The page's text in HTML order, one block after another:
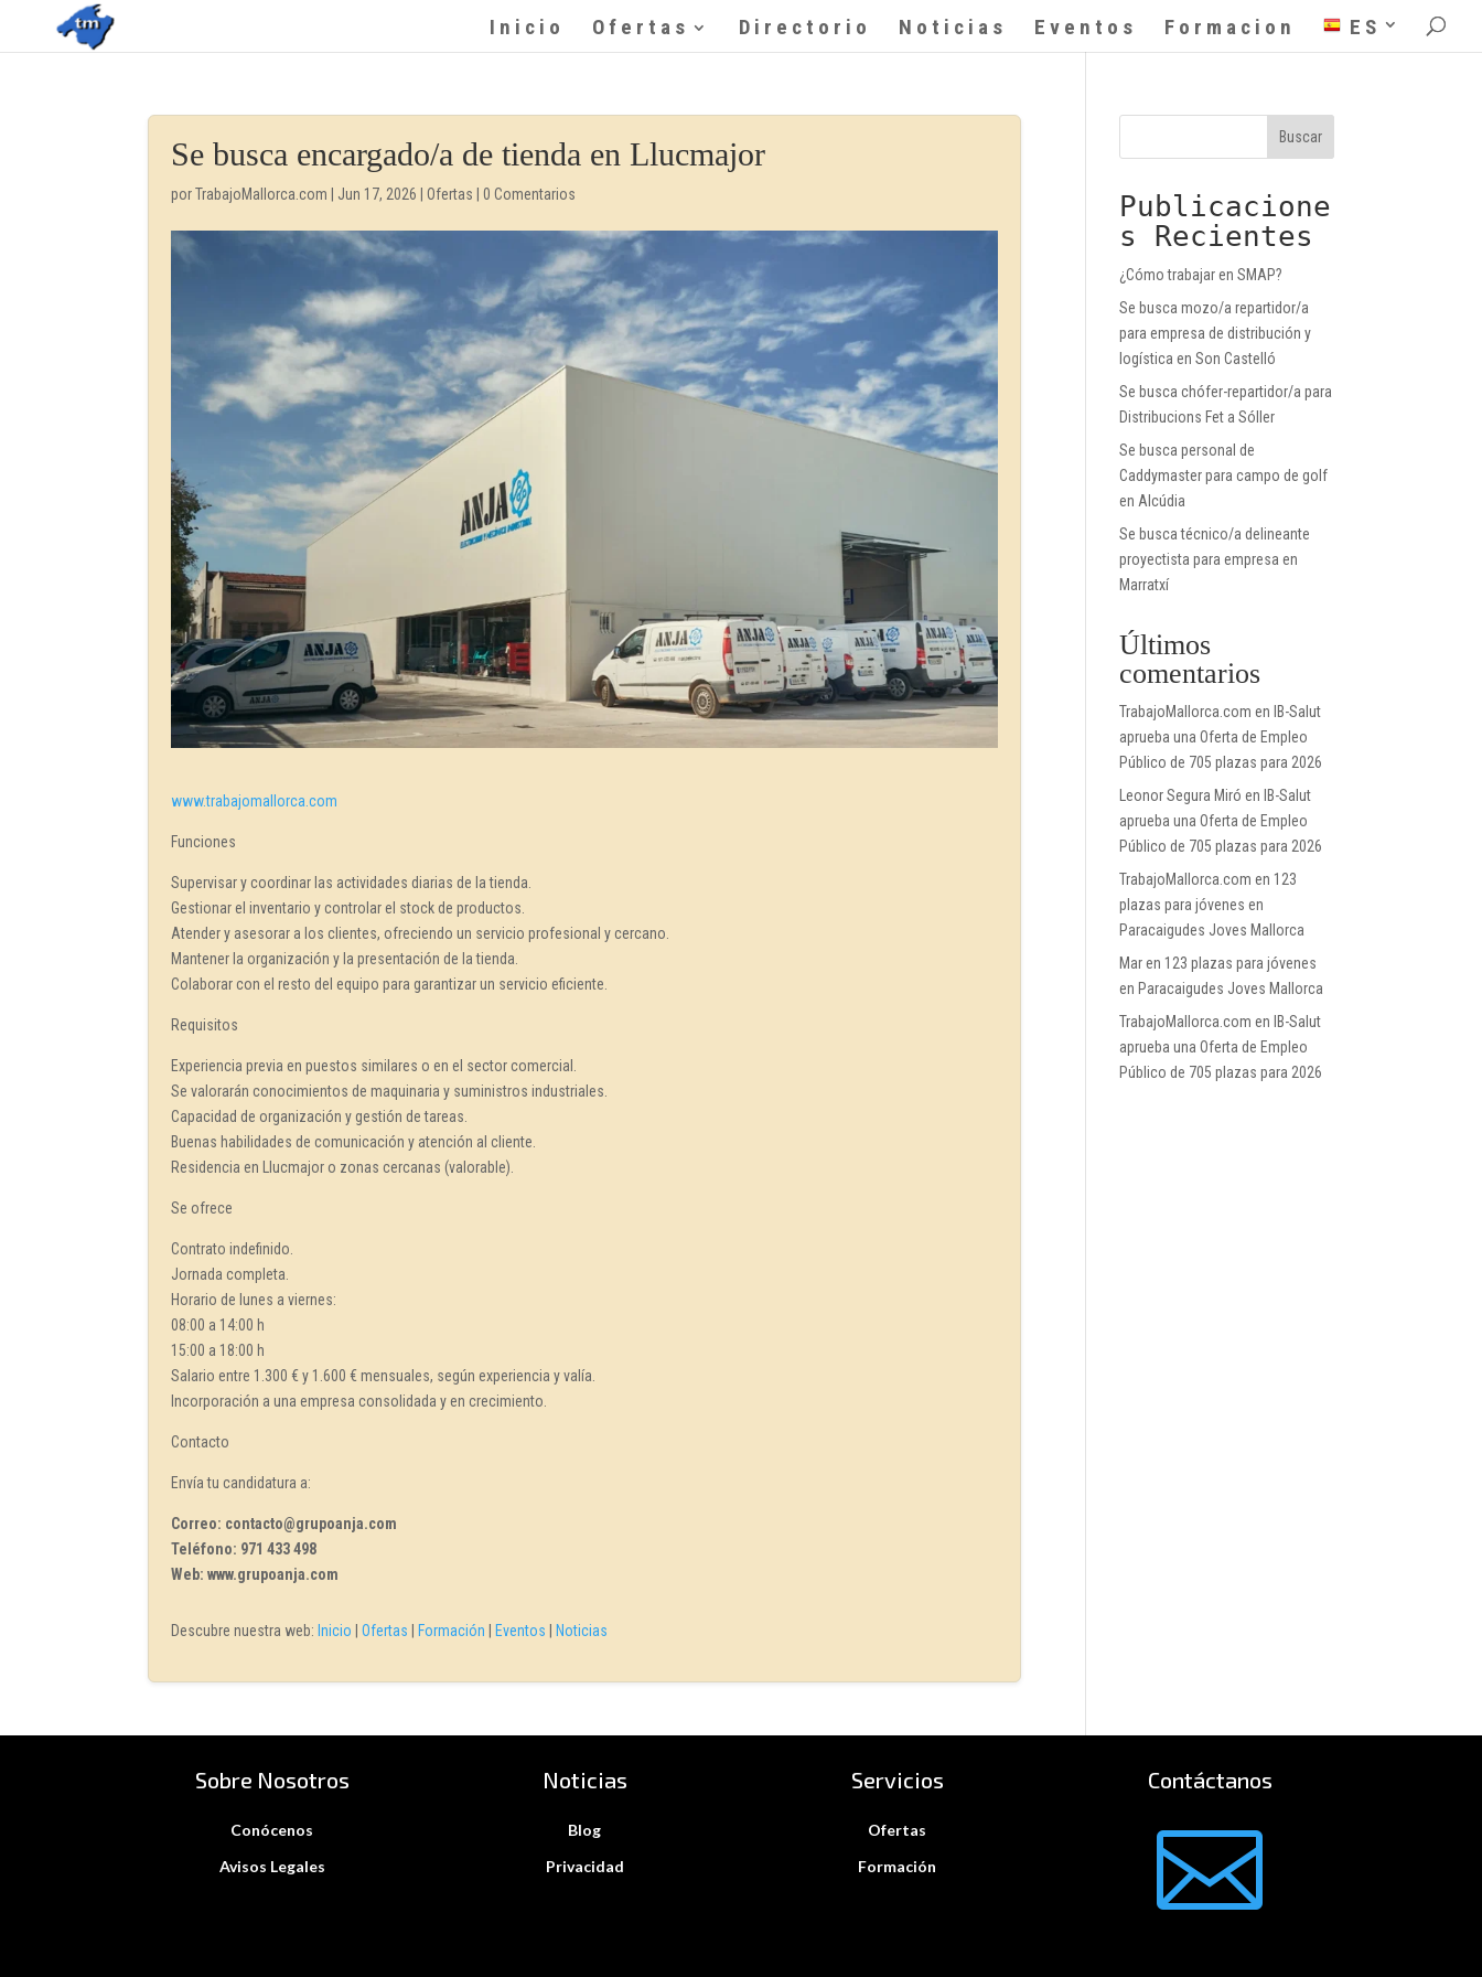
Inicio Ofertas Directorio Noticias Eventos Formacion ES
Se busca encargado/a de tienda en Llucmajor
porTrabajoMallorca.com Jun 17, 2026 |Ofertas |0 Comentarios
www.trabajomallorca.com
Funciones
Supervisar y coordinar las actividades diarias de la tienda.
Gestionar el inventario y controlar el stock de productos.
Atender y asesorar a los clientes, ofreciendo un servicio profesional y cercano.
Mantener la organización y la presentación de la tienda.
Colaborar con el resto del equipo para garantizar un servicio eficiente.
Requisitos
Experiencia previa en puestos similares o en el sector comercial.
Se valorarán conocimientos de maquinaria y suministros industriales.
Capacidad de organización y gestión de tareas.
Buenas habilidades de comunicación y atención al cliente.
Residencia en Llucmajor o zonas cercanas (valorable).
Se ofrece
Contrato indefinido.
Jornada completa.
Horario de lunes a viernes:
08:00 a 14:00 h
15:00 a 18:00 h
Salario entre 1.300 € y 1.600 € mensuales, según experiencia y valía.
Incorporación a una empresa consolidada y en crecimiento.
Contacto
Envía tu candidatura a:
Correo: contacto@grupoanja.com
Teléfono: 971 433 498
Web: www.grupoanja.com
Descubre nuestra web:Inicio |Ofertas |Formación |Eventos |Noticias
Buscar
Publicacione
s Recientes
¿Cómo trabajar en SMAP?
Se busca mozo/a repartidor/a
para empresa de distribución y
logística en Son Castelló
Se busca chófer-repartidor/a para
Distribucions Fet a Sóller
Se busca personal de
Caddymaster para campo de golf
en Alcúdia
Se busca técnico/a delineante
proyectista para empresa en
Marratxí
Últimos
comentarios
TrabajoMallorca.com en IB-Salut
aprueba una Oferta de Empleo
Público de 705 plazas para 2026
Leonor Segura Miró en IB-Salut
aprueba una Oferta de Empleo
Público de 705 plazas para 2026
TrabajoMallorca.com en 123
plazas para jóvenes en
Paracaigudes Joves Mallorca
Maren 123 plazas para jóvenes
en Paracaigudes Joves Mallorca
TrabajoMallorca.com en IB-Salut
aprueba una Oferta de Empleo
Público de 705 plazas para 2026
Sobre Nosotros
Conócenos
Avisos Legales
Noticias
Blog
Privacidad
Servicios
Ofertas
Formación
Contáctanos
